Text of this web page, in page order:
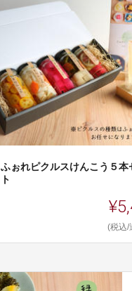
ふぉれピクルスけんこう５本
ト
(税込/